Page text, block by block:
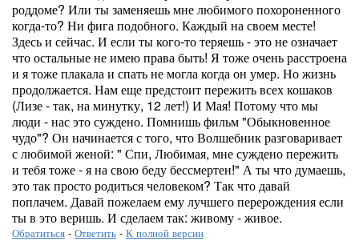
роддоме? Или ты заменяешь мне любимого похороненного
когда-то? Ни фига подобного. Каждый на своем месте!
Здесь и сейчас. И если ты кого-то теряешь - это не означает
что остальные не имею права быть! Я тоже очень расстроена
и я тоже плакала и спать не могла когда он умер. Но жизнь
продолжается. Нам еще предстоит пережить всех кошаков
(Лизе - так, на минутку, 12 лет!) И Мая! Потому что мы
люди - нас это суждено. Помнишь фильм "Обыкновенное
чудо"? Он начинается с того, что Волшебник разговаривает
с любимой женой: " Спи, Любимая, мне суждено пережить
и тебя тоже - я на свою беду бессмертен!" А ты что думаешь,
это так просто родиться человеком? Так что давай
поплачем. Давай пожелаем ему лучшего перерождения если
ты в это веришь. И сделаем так: живому - живое.
Обратиться - Ответить - К полной версии